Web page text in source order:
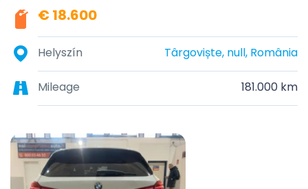
€ 18.600
Helyszín Târgoviște, null, România
Mileage 181.000 km